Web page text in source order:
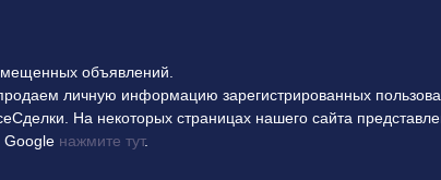
объявлений.
личную информацию зарегистрированных
На некоторых страницах нашего сайта
Google нажмите тут.